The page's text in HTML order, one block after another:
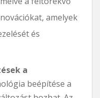
amelyek
és
a
beépítése a